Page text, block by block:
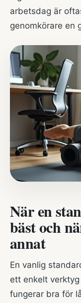
arbetsdag är
genomkörare en
När en
bäst och
annat
En vanlig
ett enkelt
fungerar bra för